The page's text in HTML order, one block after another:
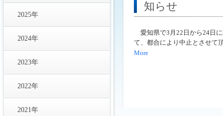
2025年
2024年
2023年
2022年
2021年
知らせ
愛知県で3月22日から24日
て、都合により中止とさせて
More